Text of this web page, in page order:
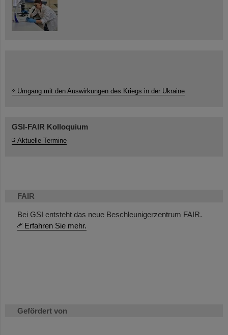
FAIR
Bei GSI entsteht das neue Beschleunigerzentrum FAIR.
Erfahren Sie mehr.
Gefördert von
Umgang mit den Auswirkungen des Kriegs in der Ukraine
GSI-FAIR Kolloquium
Aktuelle Termine